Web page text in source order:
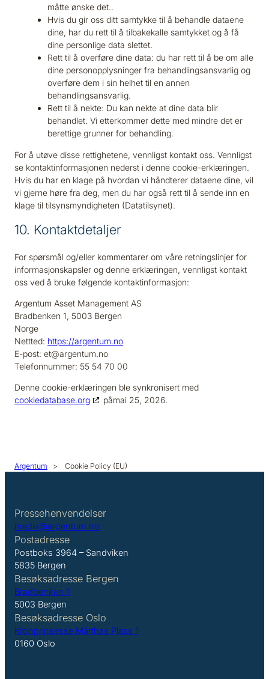
måtte ønske det..
Hvis du gir oss ditt samtykke til å behandle dataene
dine, har du rett til å tilbakekalle samtykket og å få
dine personlige data slettet.
Rett til å overføre dine data: du har rett til å be om alle
dine personopplysninger fra behandlingsansvarlig og
overføre dem i sin helhet til en annen
behandlingsansvarlig.
Rett til å nekte: Du kan nekte at dine data blir
behandlet. Vi etterkommer dette med mindre det er
berettige grunner for behandling.
For å utøve disse rettighetene, vennligst kontakt oss. Vennligst
se kontaktinformasjonen nederst i denne cookie-erklæringen.
Hvis du har en klage på hvordan vi håndterer dataene dine, vil
vi gjerne høre fra deg, men du har også rett til å sende inn en
klage til tilsynsmyndigheten (Datatilsynet).
10. Kontaktdetaljer
For spørsmål og/eller kommentarer om våre retningslinjer for
informasjonskapsler og denne erklæringen, vennligst kontakt
oss ved å bruke følgende kontaktinformasjon:
Argentum Asset Management AS
Bradbenken 1, 5003 Bergen
Norge
Nettted: https://argentum.no
E-post: et@argentum.no
Telefonnummer: 55 54 70 00
Denne cookie-erklæringen ble synkronisert med
cookiedatabase.org
påmai 25, 2026.
Argentum > Cookie Policy (EU)
Pressehenvendelser
media@argentum.no
Postadresse
Postboks 3964 – Sandviken
5835 Bergen
Besøksadresse Bergen
Bradbenken 1
5003 Bergen
Besøksadresse Oslo
Kronprinsesse Märthas Plass 1
0160 Oslo